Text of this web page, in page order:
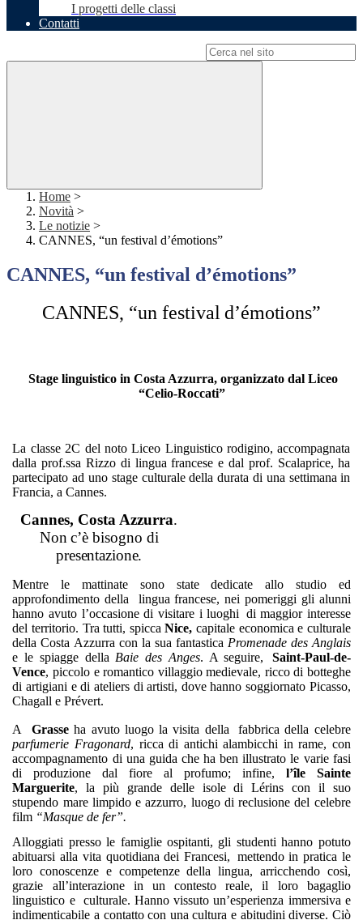
I progetti delle classi
Contatti
Home >
Novità >
Le notizie >
CANNES, “un festival d’émotions”
CANNES, “un festival d’émotions”
CANNES, “un festival d’émotions”
Stage linguistico in Costa Azzurra, organizzato dal Liceo
“Celio-Roccati”
La classe 2C del noto Liceo Linguistico rodigino, accompagnata
dalla prof.ssa Rizzo di lingua francese e dal prof. Scalaprice, ha
partecipato ad uno stage culturale della durata di una settimana in
Francia, a Cannes.
Cannes, Costa Azzurra.
Non c’è bisogno di
presentazione.
Mentre le mattinate sono state dedicate allo studio ed
approfondimento della
lingua francese, nei pomeriggi gli alunni
hanno avuto l’occasione di visitare i luoghi di maggior interesse
del territorio. Tra tutti, spiccaNice, capitale economica e culturale
della Costa Azzurra con la sua fantastica Promenade des Anglais
e le spiagge della Baie des Anges. A seguire,
Saint-Paul-de-
Vence, piccolo e romantico villaggio medievale, ricco di botteghe
di artigiani e di ateliers di artisti, dove hanno soggiornato Picasso,
Chagall e Prévert.
A Grasseha avuto luogo la visita della
fabbrica della celebre
parfumerie Fragonard, ricca di antichi alambicchi in rame, con
accompagnamento di una guida che ha ben illustrato le varie fasi
di produzione dal fiore al profumo; infine, l’île Sainte
Marguerite, la più grande delle isole di Lérins con il suo
stupendo mare limpido e azzurro, luogo di reclusione del celebre
film “Masque de fer”.
Alloggiati presso le famiglie ospitanti, gli studenti hanno potuto
abituarsi alla vita quotidiana dei Francesi, mettendo in pratica le
loro conoscenze e competenze della lingua, arricchendo così,
grazie all’interazione in un contesto reale, il loro bagaglio
linguistico e
culturale. Hanno vissuto un’esperienza immersiva e
indimenticabile a contatto con una cultura e abitudini diverse. Ciò